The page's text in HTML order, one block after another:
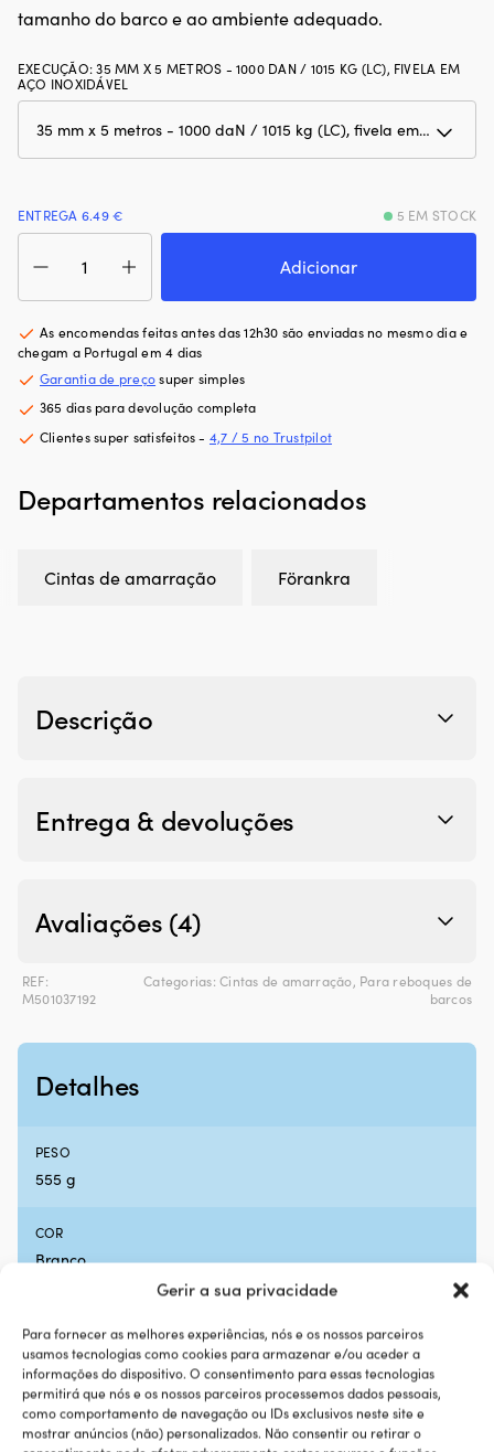
Gerir a sua privacidade
Para fornecer as melhores experiências, nós e os nossos parceiros
usamos tecnologias como cookies para armazenar e/ou aceder a
informações do dispositivo. O consentimento para essas tecnologias
permitirá que nós e os nossos parceiros processemos dados pessoais,
como comportamento de navegação ou IDs exclusivos neste site e
mostrar anúncios (não) personalizados. Não consentir ou retirar o
tamanho do barco e ao ambiente adequado.
EXECUÇÃO: 35 MM X 5 METROS - 1000 DAN / 1015 KG (LC), FIVELA EM
AÇO INOXIDÁVEL
ENTREGA 6.49 € 5 EM STOCK
Quantidade
de
de
amarração
com
olhal
Fixolina,
2-
partes,
x
5
+
kg
inoxidável,
Adicionar
As encomendas feitas antes das 12h30 são enviadas no mesmo dia e
chegam a Portugal em 4 dias
Garantia de preçosuper simples
365 dias para devolução completa
Clientes super satisfeitos - 4,7 / 5 no Trustpilot
Departamentos relacionados
Cintas de amarração Förankra
Descrição
Entrega & devoluções
Avaliações (4)
REF:
M501037192
Categorias:Cintas de amarração, Para reboques de
barcos
Detalhes
PESO
555 g
COR
Branco
Förankra
LARGURA DA CINTA DE AMARRAÇÃO
35 mm